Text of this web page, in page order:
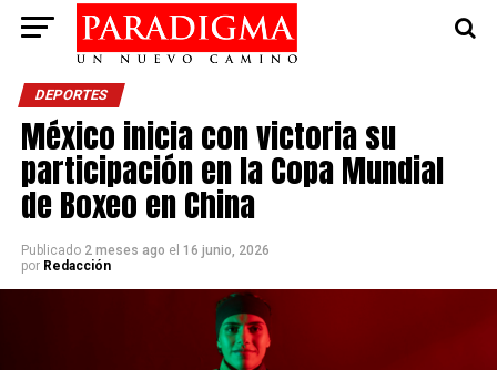
DEPORTES
México inicia con victoria su
participación en la Copa Mundial
de Boxeo en China
Publicado 2 meses ago el 16 junio, 2026
por Redacción